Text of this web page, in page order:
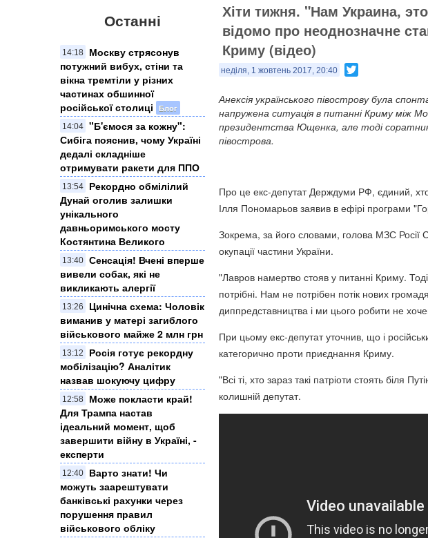
Останні
14:18
Москву стрясонув
потужний вибух, стіни та
вікна тремтіли у різних
частинах обшинної
російської столиці
Блог
14:04 "Б'ємося за кожну":
Сибіга пояснив, чому Україні
дедалі складніше
отримувати ракети для ППО
13:54
Рекордно обмілілий
Дунай оголив залишки
унікального
давньоримського мосту
Костянтина Великого
13:40 Сенсація! Вчені вперше
вивели собак, які не
викликають алергії
13:26
Цинічна схема: Чоловік
виманив у матері загиблого
військового майже 2 млн грн
13:12
Росія готує рекордну
мобілізацію? Аналітик
назвав шокуючу цифру
12:58
Може покласти край!
Для Трампа настав
ідеальний момент, щоб
завершити війну в Україні, -
експерти
12:40
Варто знати! Чи
можуть заарештувати
банківські рахунки через
порушення правил
військового обліку
Хіти тижня. "Нам Украина,
відомо про неоднозначне
Криму (відео)
неділя, 1 жовтень 2017, 20:40
​Анексія українського півострову була
напружена ситуація в питанні Криму між
президентства Ющенка, але тоді
півострова.
Про це екс-депутат Держдуми РФ, єдиний,
Ілля Пономарьов заявив в ефірі програми
Зокрема, за його словами, голова МЗС Росії
окупації частини України.
"Лавров намертво стояв у питанні Криму.
потрібні. Нам не потрібен потік нових
диппредставництва і ми цього робити не
При цьому екс-депутат уточнив, що і
категорично проти приєднання Криму.
"Всі ті, хто зараз такі патріоти стоять біля
колишній депутат.